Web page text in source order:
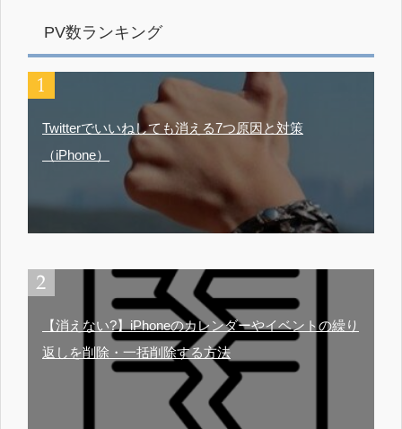
PV数ランキング
Twitterでいいねしても消える7つ原因と対策
（iPhone）
【消えない?】iPhoneのカレンダーやイベントの繰り
返しを削除・一括削除する方法